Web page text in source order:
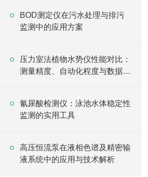
BOD测定仪在污水处理与排污
监测中的应用方案
压力室法植物水势仪性能对比：
测量精度、自动化程度与数据管
氰尿酸检测仪：泳池水体稳定性
监测的实用工具
高压恒流泵在液相色谱及精密输
液系统中的应用与技术解析